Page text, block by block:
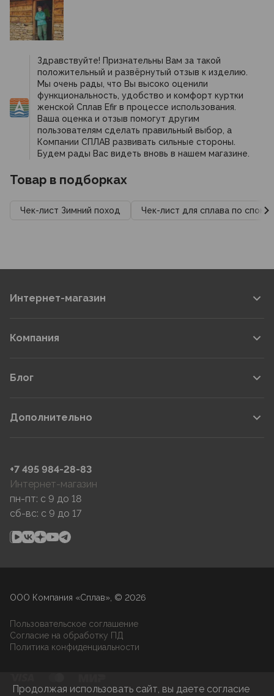
удобно в использовании. Карман на рукаве,
честно говоря, пока ни разу не пригодился, но еще
не вечер. Капюшон классный, удобно сидит и
решение.
Из субъективных плюсов – у кофты небольшой
упаковочный размер. Для меня это прям важно,
потому что много путешествую. Ну и цвет – моё
почтение. Как только увидела, сразу поняла: надо
брать. Заказывала онлайн по таблице размеров,
Здравствуйте! Признательны Вам за такой
положительный и развёрнутый отзыв к изделию.
Мы очень рады, что Вы высоко оценили
функциональность, удобство и комфорт куртки
женской Сплав Efir в процессе использования.
Ваша оценка и отзыв помогут другим
пользователям сделать правильный выбор, а
Компании СПЛАВ развивать сильные стороны.
Будем рады Вас видеть вновь в нашем магазине.
Товар в подборках
Чек-лист Зимний поход Чек-лист для сплава по
Интернет-магазин
Компания
Блог
Дополнительно
+7 495 984-28-83
Интернет-магазин
пн-пт: c 9 до 18
сб-вс: c 9 до 17
ООО Компания «Сплав», © 2026
Пользовательское соглашение
Согласие на обработку ПД
Политика конфиденциальности
Продолжая использовать сайт, вы даете согласие